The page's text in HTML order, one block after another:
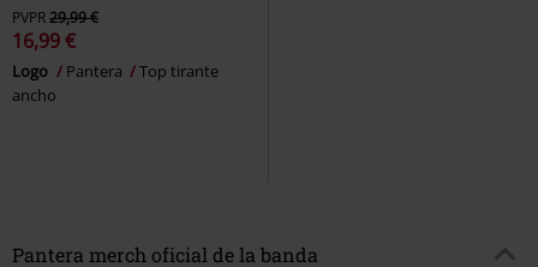
PVPR29,99 €
16,99 €
Logo Pantera
Top tirante
ancho
Pantera merch oficial de la banda